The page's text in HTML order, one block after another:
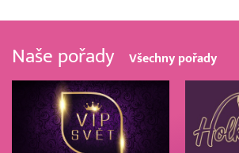
Naše pořady Všechny pořady